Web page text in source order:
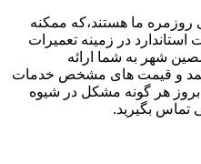
ما هستند،که ممکنه
در زمینه تعمیرات
شهر به شما ارائه
و قیمت های مشخص خدمات
هر گونه مشکل در شیوه
تماس بگیرید.